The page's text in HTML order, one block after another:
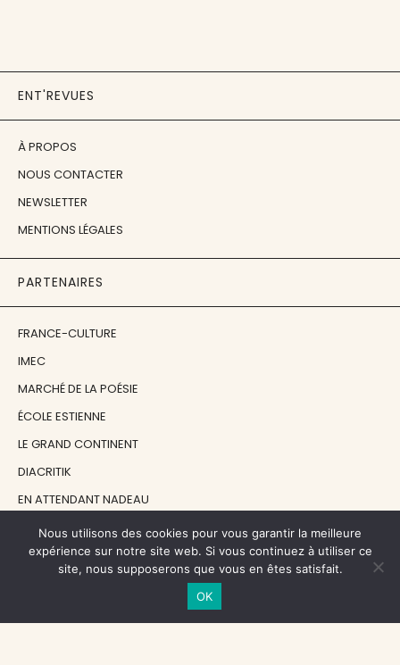
ENT'REVUES
À PROPOS
NOUS CONTACTER
NEWSLETTER
MENTIONS LÉGALES
PARTENAIRES
FRANCE-CULTURE
IMEC
MARCHÉ DE LA POÉSIE
ÉCOLE ESTIENNE
LE GRAND CONTINENT
DIACRITIK
EN ATTENDANT NADEAU
NOS SOUTIENS
Nous utilisons des cookies pour vous garantir la meilleure
expérience sur notre site web. Si vous continuez à utiliser ce
site, nous supposerons que vous en êtes satisfait.
OK